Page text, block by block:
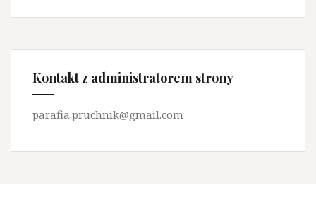
Kontakt z administratorem strony
parafia.pruchnik@gmail.com